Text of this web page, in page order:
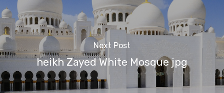
Next Post
heikh Zayed White Mosque jpg